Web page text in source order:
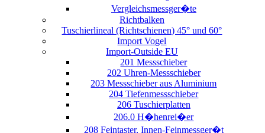
Vergleichsmessger�te
Richtbalken
Tuschierlineal (Richtschienen) 45° und 60°
Import Vogel
Import-Outside EU
201 Messschieber
202 Uhren-Messschieber
203 Messschieber aus Aluminium
204 Tiefenmessschieber
206 Tuschierplatten
206.0 H�henrei�er
208 Feintaster, Innen-Feinmessger�t